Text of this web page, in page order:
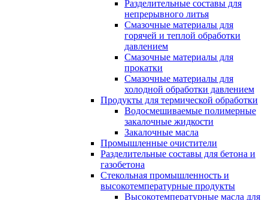
Разделительные составы для
непрерывного литья
Смазочные материалы для
горячей и теплой обработки
давлением
Смазочные материалы для
прокатки
Смазочные материалы для
холодной обработки давлением
Продукты для термической обработки
Водосмешиваемые полимерные
закалочные жидкости
Закалочные масла
Промышленные очистители
Разделительные составы для бетона и
газобетона
Стекольная промышленность и
высокотемпературные продукты
Высокотемпературные масла для